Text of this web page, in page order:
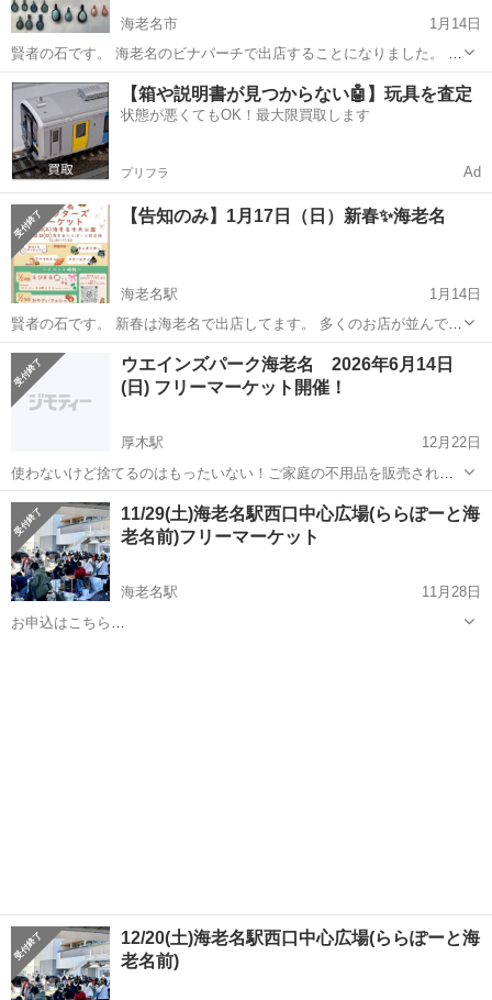
海老名市
1月14日
賢者の石です。 海老名のビナパーチで出店することになりました。 多
くのお店が並んでいます。 お時間ある方は遊びに来て頂ければ、嬉し
いです。 天然石のアクセサリーを販売しています。 【出店日】
1/24（土） 【営業時間】1...
神奈川 海老名市 フリーマーケット
【箱や説明書が見つからない🤖】玩具を査定
状態が悪くてもOK！最大限買取します
プリフラ Ad
【告知のみ】1月17日（日）新春✨海老名
海老名駅
1月14日
賢者の石です。 新春は海老名で出店してます。 多くのお店が並んでい
ます。 お時間ある方は遊びに来て頂ければ、嬉しいです。 天然石のア
クセサリーを販売しています。 1/18は賢者の石は出店しませんが、ク
リエイターズマーケット...
神奈川 海老名市 海老名駅 フリーマーケット
ウエインズパーク海老名 2026年6月14日
(日) フリーマーケット開催！
厚木駅
12月22日
使わないけど捨てるのはもったいない！ご家庭の不用品を販売されて
みてはいかがですか？ また、掘り出し物を探しに来るのも楽しいです
ね。 売る方、買う方、みなさまが楽しめるイベントにしたいので、 お
気軽にご来場してくださ...
神奈川 海老名市 厚木駅 フリーマーケット 掘り出し物
11/29(土)海老名駅西口中心広場(ららぽーと海
老名前)フリーマーケット
海老名駅
11月28日
お申込はこちら
12/20(土)海老名駅西口中心広場(ららぽーと海
老名前)